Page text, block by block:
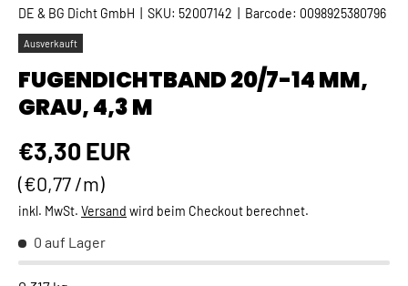
DE & BG Dicht GmbH SKU: 52007142 Barcode: 0098925380796
Ausverkauft
FUGENDICHTBAND 20/7-14 MM,
GRAU, 4,3 M
Normaler Preis
€3,30 EUR
Grundpreis
€0,77 /m
inkl. MwSt. Versand wird beim Checkout berechnet.
0 auf Lager